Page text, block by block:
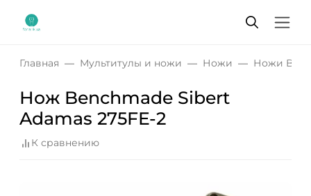
Главная Мультитулы и ножи Ножи Ножи
Нож Benchmade Sibert
Adamas 275FE-2
К сравнению